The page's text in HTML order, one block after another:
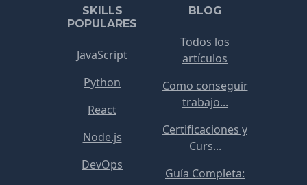
SKILLS
POPULARES
JavaScript
Python
React
Node.js
DevOps
BLOG
Todos los
artículos
Como conseguir
trabajo...
Certificaciones y
Curs...
Guía Completa: